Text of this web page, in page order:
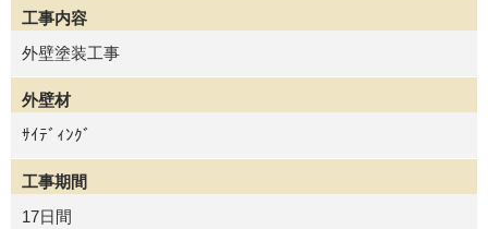
工事内容
外壁塗装工事
外壁材
ｻｲﾃﾞｨﾝｸﾞ
工事期間
17日間